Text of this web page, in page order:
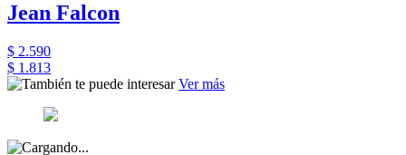
Jean Falcon
$ 2.590
$ 1.813
Ver más